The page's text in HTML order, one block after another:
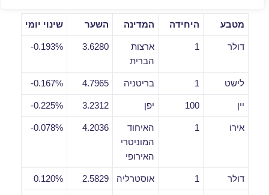
מטבע היחידה המדינה השער שינוי יומי
דולר 1
ארצות
הברית
3.6280
0.193%-
לישט 1 בריטניה 4.7965
0.167%-
יין 100 יפן 3.2312
0.225%-
אירו 1
האיחוד
המוניטרי
האירופי
4.2036
0.078%-
דולר 1 אוסטרליה 2.5829
0.120%